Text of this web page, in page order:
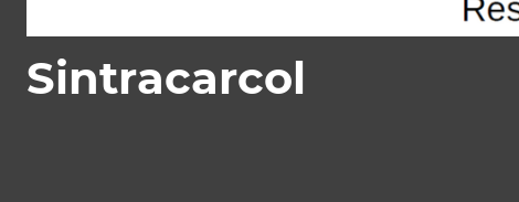
Sintracarcol